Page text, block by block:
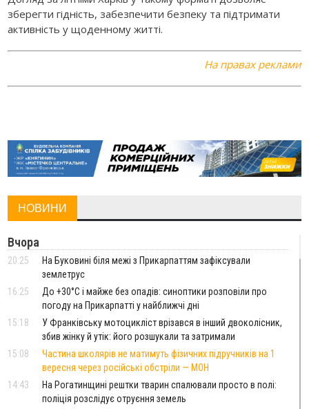
зберегти гідність, забезпечити безпеку та підтримати
активність у щоденному житті.
На правах реклами
НОВИНИ
Вчора
20:25
На Буковині біля межі з Прикарпаттям зафіксували
землетрус
16:25
До +30°C і майже без опадів: синоптики розповіли про
погоду на Прикарпатті у найближчі дні
15:18
У Франківську мотоцикліст врізався в інший двоколісник,
збив жінку й утік: його розшукали та затримали
15:08
Частина школярів не матимуть фізичних підручників на 1
вересня через російські обстріли — МОН
14:43
На Рогатинщині рештки тварин спалювали просто в полі:
поліція розслідує отруєння земель